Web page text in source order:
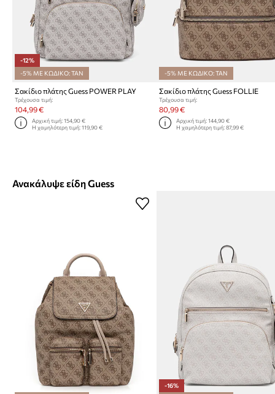
-12%
-5% ΜΕ ΚΩΔΙΚΟ: TAN
Σακίδιο πλάτης Guess POWER PLAY
Τρέχουσα τιμή:
104,99 €
Αρχική τιμή:154,90 €
Η χαμηλότερη τιμή:119,90 €
-5% ΜΕ ΚΩΔΙΚΟ: TAN
Σακίδιο πλάτης Guess FOLLIE
Τρέχουσα τιμή:
80,99 €
Αρχική τιμή: 144,90 €
Η χαμηλότερη τιμή: 87,99 €
Ανακάλυψε είδη Guess
-16%